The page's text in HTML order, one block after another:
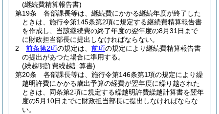
(継続費精算報告書)
第19条
各部課長等は、継続費にかかる継続年度が終了した
ときは、施行令第145条第2項に規定する継続費精算報告書
を作成し、当該継続費の終了年度の翌年度の8月31日まで
に財政担当部長に提出しなければならない。
2
前条第2項の規定は、 前項の規定により継続費精算報告書
の提出があつた場合に準用する。
(繰越明許費繰越計算書)
第20条
各部課長等は、施行令第146条第1項の規定により繰
越明許費にかかる歳出予算の経費が翌年度に繰り越された
ときは、同条第2項に規定する繰越明許費繰越計算書を翌年
度の5月10日までに財政担当部長に提出しなければならな
い。